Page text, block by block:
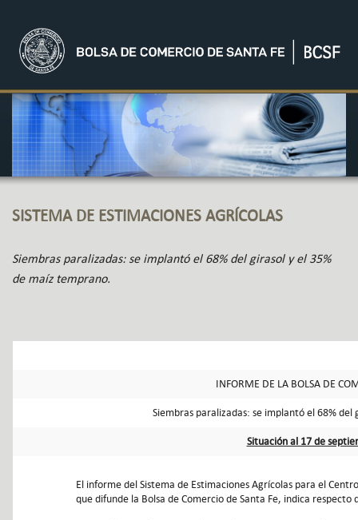
SISTEMA DE ESTIMACIONES AGRÍCOLAS
Siembras paralizadas: se implantó el 68% del girasol y el 35%
de maíz temprano.
INFORME DE LA BOLSA DE
Siembras paralizadas: se implantó el 68%
Situación al 17 de
El informe del Sistema de Estimaciones Agrícolas para el
que difunde la Bolsa de Comercio de Santa Fe, indica respecto